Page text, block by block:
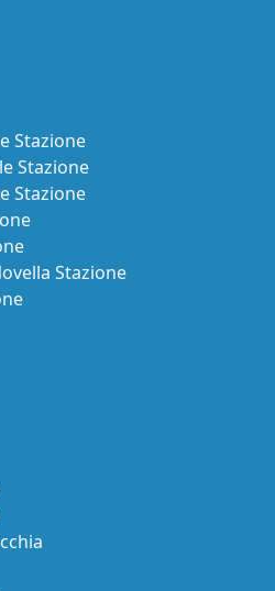
Stazione
Stazione
Stazione
Stazione